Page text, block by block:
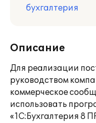
бухгалтерия
Описание
Для реализации
руководством
коммерческое
использовать
«1С:Бухгалтерия 8